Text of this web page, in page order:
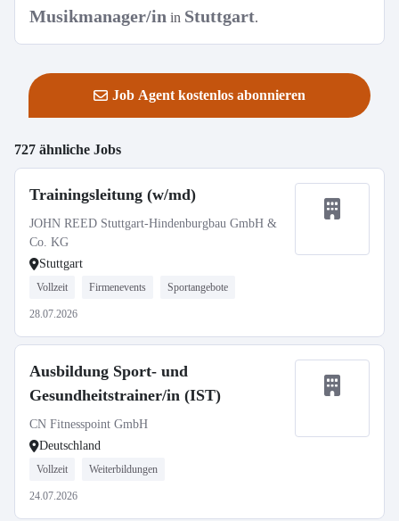
Musikmanager/in in Stuttgart.
Job Agent kostenlos abonnieren
727 ähnliche Jobs
Trainingsleitung (w/md)
JOHN REED Stuttgart-Hindenburgbau GmbH &
Co. KG
Stuttgart
Vollzeit Firmenevents Sportangebote
28.07.2026
Ausbildung Sport- und
Gesundheitstrainer/in (IST)
CN Fitnesspoint GmbH
Deutschland
Vollzeit Weiterbildungen
24.07.2026